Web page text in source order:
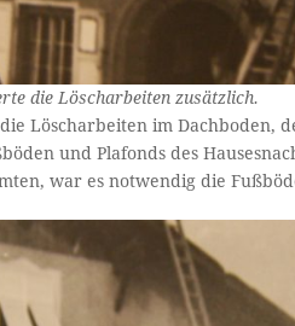
die Löscharbeiten zusätzlich.
Löscharbeiten im
und Plafonds des
war es notwendig die